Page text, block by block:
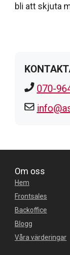
bli att skjuta
070-
Om oss
Hem
Frontsales
Backoffice
Blogg
Våra värderingar